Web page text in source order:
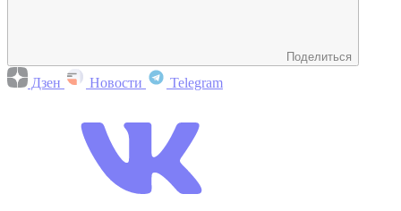
Поделиться
Дзен Новости Telegram